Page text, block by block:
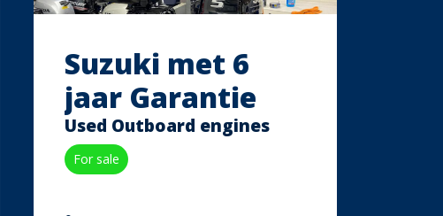
Suzuki met 6
jaar Garantie
DF4, overjarig
zeer scherpe
Used Outboard engines
For sale